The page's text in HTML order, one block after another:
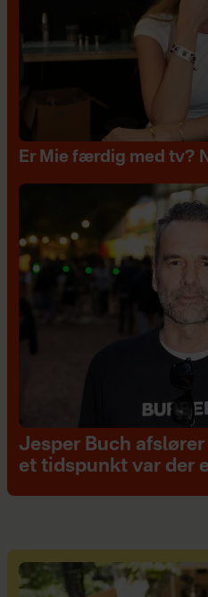
Er Mie færdig med tv?
Jesper Buch
et tidspunkt var der